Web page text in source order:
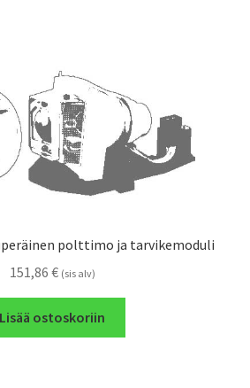
polttimo ja tarvikemoduli
151,86 € (sis alv)
Lisää ostoskoriin